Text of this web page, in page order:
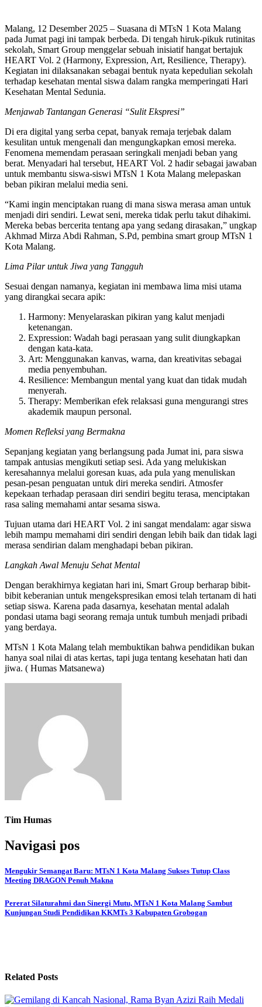
Malang, 12 Desember 2025 – Suasana di MTsN 1 Kota Malang
pada Jumat pagi ini tampak berbeda. Di tengah hiruk-pikuk rutinitas
sekolah, Smart Group menggelar sebuah inisiatif hangat bertajuk
HEART Vol. 2 (Harmony, Expression, Art, Resilience, Therapy).
Kegiatan ini dilaksanakan sebagai bentuk nyata kepedulian sekolah
terhadap kesehatan mental siswa dalam rangka memperingati Hari
Kesehatan Mental Sedunia.
Menjawab Tantangan Generasi “Sulit Ekspresi”
Di era digital yang serba cepat, banyak remaja terjebak dalam
kesulitan untuk mengenali dan mengungkapkan emosi mereka.
Fenomena memendam perasaan seringkali menjadi beban yang
berat. Menyadari hal tersebut, HEART Vol. 2 hadir sebagai jawaban
untuk membantu siswa-siswi MTsN 1 Kota Malang melepaskan
beban pikiran melalui media seni.
“Kami ingin menciptakan ruang di mana siswa merasa aman untuk
menjadi diri sendiri. Lewat seni, mereka tidak perlu takut dihakimi.
Mereka bebas bercerita tentang apa yang sedang dirasakan,” ungkap
Akhmad Mirza Abdi Rahman, S.Pd, pembina smart group MTsN 1
Kota Malang.
Lima Pilar untuk Jiwa yang Tangguh
Sesuai dengan namanya, kegiatan ini membawa lima misi utama
yang dirangkai secara apik:
Harmony: Menyelaraskan pikiran yang kalut menjadi
ketenangan.
Expression: Wadah bagi perasaan yang sulit diungkapkan
dengan kata-kata.
Art: Menggunakan kanvas, warna, dan kreativitas sebagai
media penyembuhan.
Resilience: Membangun mental yang kuat dan tidak mudah
menyerah.
Therapy: Memberikan efek relaksasi guna mengurangi stres
akademik maupun personal.
Momen Refleksi yang Bermakna
Sepanjang kegiatan yang berlangsung pada Jumat ini, para siswa
tampak antusias mengikuti setiap sesi. Ada yang melukiskan
keresahannya melalui goresan kuas, ada pula yang menuliskan
pesan-pesan penguatan untuk diri mereka sendiri. Atmosfer
kepekaan terhadap perasaan diri sendiri begitu terasa, menciptakan
rasa saling memahami antar sesama siswa.
Tujuan utama dari HEART Vol. 2 ini sangat mendalam: agar siswa
lebih mampu memahami diri sendiri dengan lebih baik dan tidak lagi
merasa sendirian dalam menghadapi beban pikiran.
Langkah Awal Menuju Sehat Mental
Dengan berakhirnya kegiatan hari ini, Smart Group berharap bibit-
bibit keberanian untuk mengekspresikan emosi telah tertanam di hati
setiap siswa. Karena pada dasarnya, kesehatan mental adalah
pondasi utama bagi seorang remaja untuk tumbuh menjadi pribadi
yang berdaya.
MTsN 1 Kota Malang telah membuktikan bahwa pendidikan bukan
hanya soal nilai di atas kertas, tapi juga tentang kesehatan hati dan
jiwa. ( Humas Matsanewa)
Tim Humas
Navigasi pos
Mengukir Semangat Baru: MTsN 1 Kota Malang Sukses Tutup Class
Meeting DRAGON Penuh Makna
Pererat Silaturahmi dan Sinergi Mutu, MTsN 1 Kota Malang Sambut
Kunjungan Studi Pendidikan KKMTs 3 Kabupaten Grobogan
Related Posts